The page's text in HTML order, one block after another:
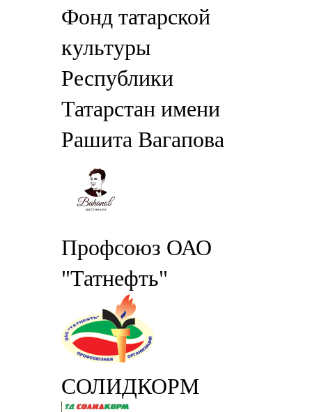
Фонд татарской
культуры
Республики
Татарстан имени
Рашита Вагапова
Профсоюз ОАО
"Татнефть"
СОЛИДКОРМ